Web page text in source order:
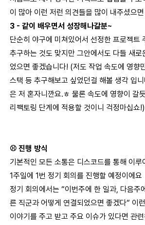
이 많아 이런 저런 의견들을 많이 내주셨으
3 - 같이 배우면서 성장해나갈분~
단순히 야구에 미쳐있어서 선정한 프로젝트
추구하는 것도 맞지만 그안에서도 다들 새로
었으면 좋겠습니다! (저도 작업 속도에 영향
스택 등 추구해보고 싶었던걸 해볼 생각 입
은 저 혼자니깐요.ㅎ 물론 속도에 영향이 갈
리팩토링 단계에 적용할 것이니 걱정마십쇼!)
⚾️ 진행 방식
기본적인 모든 소통은 디스코드를 통해 이루
1주일에 1번 정기 회의를 진행할 예정이에요
정기 회의에서는 “이번주에 한 일과, 다음주
른 직군과 어떻게 연결되었으면 좋겠다“ 이
이야기를 주고 받고 주요 이슈가 있다면 관